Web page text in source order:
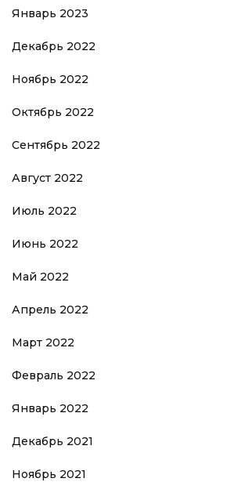
Январь 2023
Декабрь 2022
Ноябрь 2022
Октябрь 2022
Сентябрь 2022
Август 2022
Июль 2022
Июнь 2022
Май 2022
Апрель 2022
Март 2022
Февраль 2022
Январь 2022
Декабрь 2021
Ноябрь 2021